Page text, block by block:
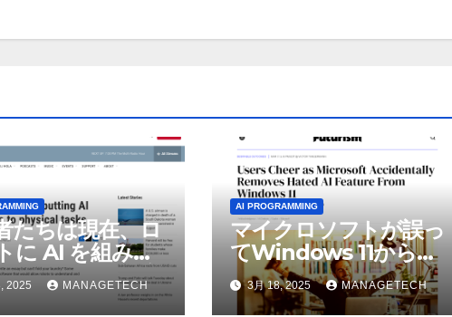
たちは現在、ロ
に AI を組み込
理的な作業を実
ている | ノーザ
2025 MANAGETECH
AI PROGRAMMING
マイクロソフトが誤っ
てWindows 11から嫌
われているAI機能を削
除したことにユーザー
3月 18, 2025 MANAGETECH